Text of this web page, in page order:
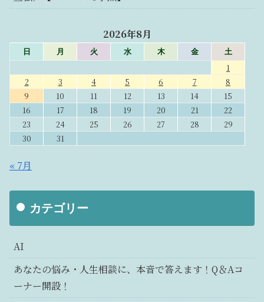
2026年8月
日 月 火 水 木 金 土
1
2
3 4 5 6 7
8
9
10 11 12 13 14
15
16
17 18 19 20 21
22
23
24 25 26 27 28
29
30
31
« 7月
カテゴリー
AI
あなたの悩み・人生相談に、本音で答えます！Q＆Aコ
ーナー開設！